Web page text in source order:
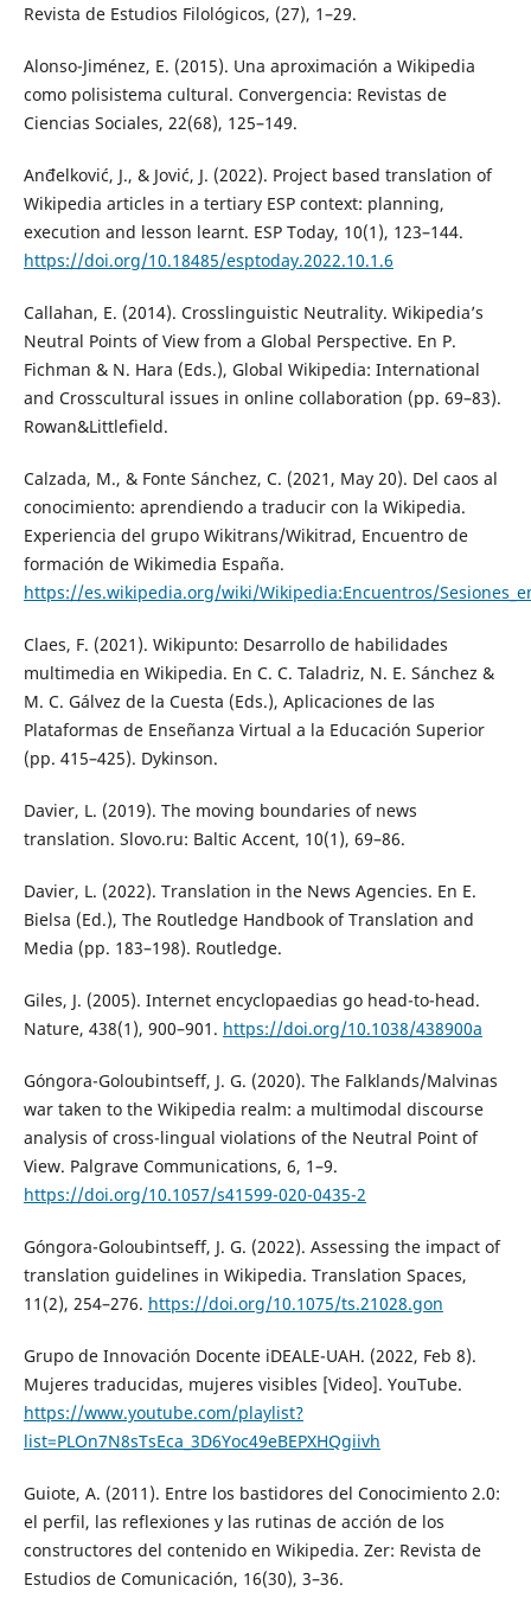
Revista de Estudios Filológicos, (27), 1–29.
Alonso-Jiménez, E. (2015). Una aproximación a Wikipedia
como polisistema cultural. Convergencia: Revistas de
Ciencias Sociales, 22(68), 125–149.
Anđelković, J., & Jović, J. (2022). Project based translation of
Wikipedia articles in a tertiary ESP context: planning,
execution and lesson learnt. ESP Today, 10(1), 123–144.
https://doi.org/10.18485/esptoday.2022.10.1.6
Callahan, E. (2014). Crosslinguistic Neutrality. Wikipedia’s
Neutral Points of View from a Global Perspective. En P.
Fichman & N. Hara (Eds.), Global Wikipedia: International
and Crosscultural issues in online collaboration (pp. 69–83).
Rowan&Littlefield.
Calzada, M., & Fonte Sánchez, C. (2021, May 20). Del caos al
conocimiento: aprendiendo a traducir con la Wikipedia.
Experiencia del grupo Wikitrans/Wikitrad, Encuentro de
formación de Wikimedia España.
https://es.wikipedia.org/wiki/Wikipedia:Encuentros/
Claes, F. (2021). Wikipunto: Desarrollo de habilidades
multimedia en Wikipedia. En C. C. Taladriz, N. E. Sánchez &
M. C. Gálvez de la Cuesta (Eds.), Aplicaciones de las
Plataformas de Enseñanza Virtual a la Educación Superior
(pp. 415–425). Dykinson.
Davier, L. (2019). The moving boundaries of news
translation. Slovo.ru: Baltic Accent, 10(1), 69–86.
Davier, L. (2022). Translation in the News Agencies. En E.
Bielsa (Ed.), The Routledge Handbook of Translation and
Media (pp. 183–198). Routledge.
Giles, J. (2005). Internet encyclopaedias go head-to-head.
Nature, 438(1), 900–901. https://doi.org/10.1038/438900a
Góngora-Goloubintseff, J. G. (2020). The Falklands/Malvinas
war taken to the Wikipedia realm: a multimodal discourse
analysis of cross-lingual violations of the Neutral Point of
View. Palgrave Communications, 6, 1–9.
https://doi.org/10.1057/s41599-020-0435-2
Góngora-Goloubintseff, J. G. (2022). Assessing the impact of
translation guidelines in Wikipedia. Translation Spaces,
11(2), 254–276. https://doi.org/10.1075/ts.21028.gon
Grupo de Innovación Docente iDEALE-UAH. (2022, Feb 8).
Mujeres traducidas, mujeres visibles [Video]. YouTube.
https://www.youtube.com/playlist?
list=PLOn7N8sTsEca_3D6Yoc49eBEPXHQgiivh
Guiote, A. (2011). Entre los bastidores del Conocimiento 2.0:
el perfil, las reflexiones y las rutinas de acción de los
constructores del contenido en Wikipedia. Zer: Revista de
Estudios de Comunicación, 16(30), 3–36.